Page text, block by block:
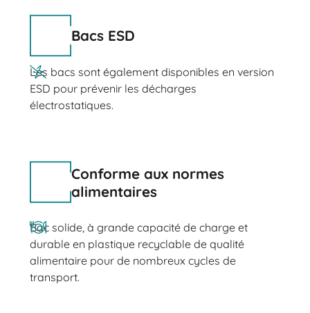
Bacs ESD
Les bacs sont également disponibles en version
ESD pour prévenir les décharges
électrostatiques.
Conforme aux normes
alimentaires
Bac solide, à grande capacité de charge et
durable en plastique recyclable de qualité
alimentaire pour de nombreux cycles de
transport.